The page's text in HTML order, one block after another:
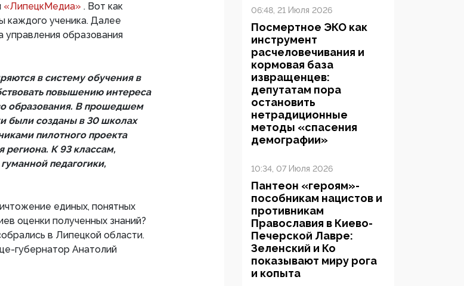
«ЛипецкМедиа» . Вот как
каждого ученика. Далее
управления образования
в систему обучения в
повышению интереса
образования. В прошедшем
были созданы в 30 школах
пилотного проекта
региона. К 93 классам,
педагогики,
единых, понятных
оценки полученных знаний?
в Липецкой области.
губернатор Анатолий
06:48, 21 Июля 2026
Посмертное ЭКО как
инструмент
расчеловечивания и
кормовая база
извращенцев:
депутатам пора
остановить
нетрадиционные
методы «спасения
демографии»
10:34, 07 Июля 2026
Пантеон «героям»-
пособникам нацистов и
противникам
Православия в Киево-
Печерской Лавре:
Зеленский и Ко
показывают миру рога
и копыта